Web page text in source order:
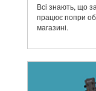
Всі знають, що
працює попри
магазині.